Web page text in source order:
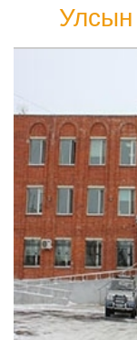
Улсын
Улсын